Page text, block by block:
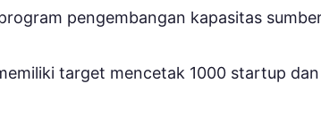
pengembangan kapasitas
target mencetak 1000 startup dan